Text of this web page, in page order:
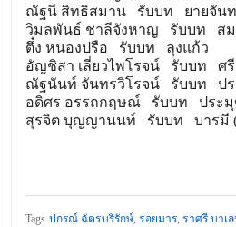
ณัฐนี สิทธิสมาน รับบท ยายจัน
วิมลพันธ์ ชาลีจังหาญ รับบท สม
ตึ๋ง หนองปรือ รับบท ลุงแก้ว
อัญชิสา เลี่ยวไพโรจน์ รับบท ศรี
ณัฐนันท์ จันทรวิโรจน์ รับบท ปร
อดิศร อรรถกฤษณ์ รับบท ประ
สุรจิต บุญญานนท์ รับบท บารมี
Tags ปกรณ์ ฉัตรบริรักษ์,รอยมาร,ราศรี บาเ